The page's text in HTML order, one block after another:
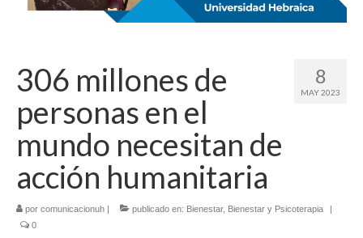
8
MAY 2023
306 millones de
personas en el
mundo necesitan de
acción humanitaria
por comunicacionuh | publicado en: Bienestar, Bienestar y Psicoterapia
|
0